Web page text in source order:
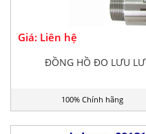
Giá: Liên hệ
ĐỒNG HỒ ĐO LƯU
100% Chính hãng